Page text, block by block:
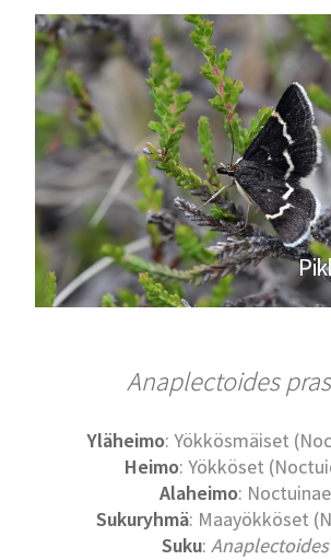
Anaplectoides
Yläheimo: Yökkösmäiset
Heimo: Yökköset
Alaheimo: Noctuinae
Sukuryhmä: Maayökköset
Suku: Anaplectoides